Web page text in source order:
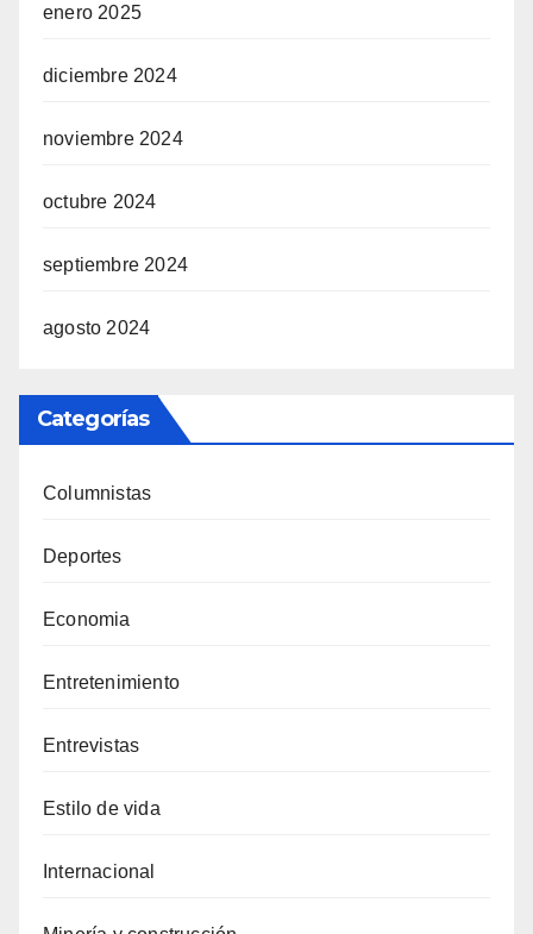
enero 2025
diciembre 2024
noviembre 2024
octubre 2024
septiembre 2024
agosto 2024
Categorías
Columnistas
Deportes
Economia
Entretenimiento
Entrevistas
Estilo de vida
Internacional